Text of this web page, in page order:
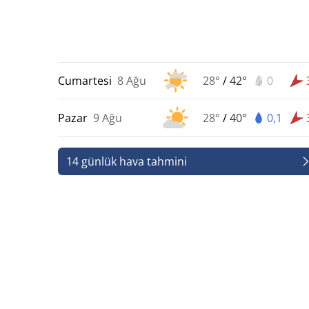
Cumartesi 8 Ağu 28° /42° 0
Pazar 9 Ağu 28° /40° 0,1
14 günlük hava tahmini